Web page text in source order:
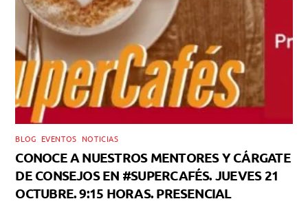
BLOG EVENTOS NOTICIAS
CONOCE A NUESTROS MENTORES Y CÁRGATE
DE CONSEJOS EN #SUPERCAFÉS. JUEVES 21
OCTUBRE. 9:15 HORAS. PRESENCIAL